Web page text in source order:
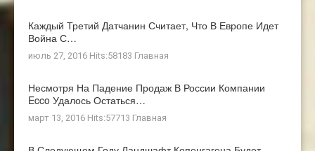
Каждый Третий Датчанин Считает, Что В Европе Идет
Война С…
июль 27, 2016 Hits:58183 Главная
Несмотря На Падение Продаж В России Компании
Ecco Удалось Остаться…
март 13, 2016 Hits:57713 Главная